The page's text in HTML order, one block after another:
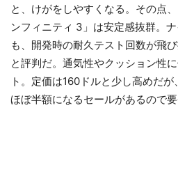
と、けがをしやすくなる。その点
ンフィニティ 3」は安定感抜群。
も、開発時の耐久テスト回数が飛
と評判だ。通気性やクッション性
ト。定価は160ドルと少し高めだ
ほぼ半額になるセールがあるので要